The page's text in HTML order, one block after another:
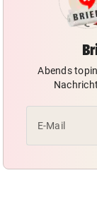
Abends
E-Mail